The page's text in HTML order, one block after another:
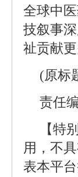
全球中
技叙事
祉贡献更
(原标
责任
【特
用，不
表本平